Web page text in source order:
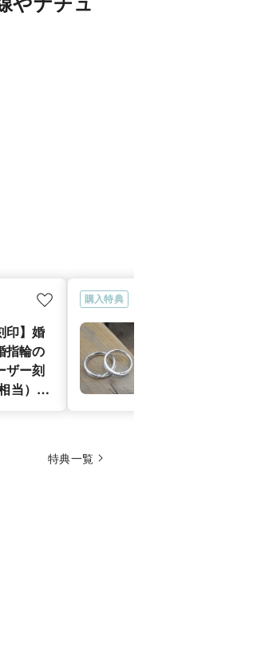
印】婚
指輪の
ザー刻
当）が
購入特典
特典一覧